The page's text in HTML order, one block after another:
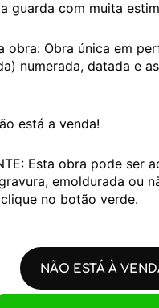
guarda com muita
obra: Obra única em
numerada, datada e
está a venda!
Esta obra pode ser
emoldurada ou
no botão verde.
NÃO ESTÁ À